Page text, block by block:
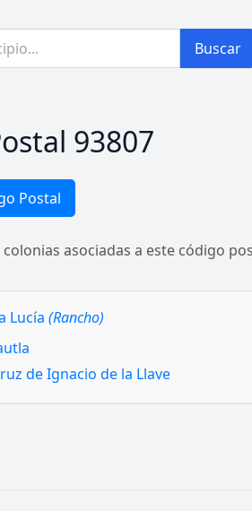
Buscar
93807
Postal
colonias asociadas a este código
Lucía (Rancho)
de Ignacio de la Llave